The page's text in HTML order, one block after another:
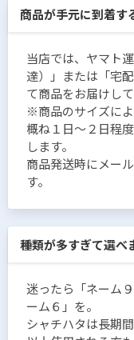
商品が手元に到着す
当店では、ヤマト
達）」または「宅
て商品をお届けして
※商品のサイズによ
概ね１日〜２日程
します。
商品発送時にメー
す。
種類が多すぎて選べ
迷ったら「ネーム
ーム６」を。
シャチハタは長期